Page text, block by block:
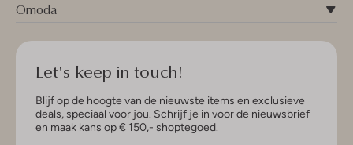
Omoda
Let's keep in touch!
Blijf op de hoogte van de nieuwste items en exclusieve
deals, speciaal voor jou. Schrijf je in voor de nieuwsbrief
en maak kans op € 150,- shoptegoed.